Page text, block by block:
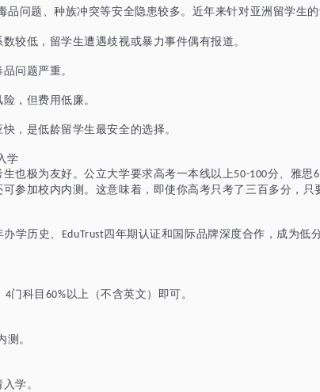
问题、种族冲突等安全隐患较多。近年来针对亚洲留学生的
较低，留学生遭遇歧视或暴力事件偶有报道。
问题严重。
，但费用低廉。
，是低龄留学生最安全的选择。
学
也极为友好。公立大学要求高考一本线以上 50-100分、雅思
参加校内内测。这意味着，即使你高考只考了三百多分，只
办学历史、 EduTrust四年期认证和国际品牌深度合作，成为低
4门科目 60% 以上（不含英文）即可。
测。
学。